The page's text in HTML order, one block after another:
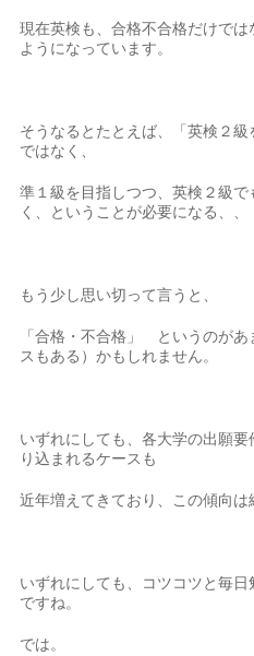
現在英検も、合格不合格だけでは
ようになっています。
そうなるとたとえば、「英検２
ではなく、
準１級を目指しつつ、英検２級
く、ということが必要になる、、
もう少し思い切って言うと、
「合格・不合格」 というのが
スもある）かもしれません。
いずれにしても、各大学の出願
り込まれるケースも
近年増えてきており、この傾向は
いずれにしても、コツコツと毎
ですね。
では。